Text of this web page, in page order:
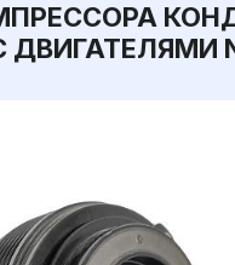
ДВИГАТЕЛЯМИ